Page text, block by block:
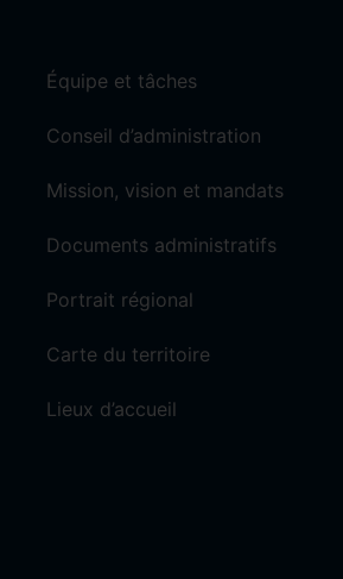
Équipe et tâches
Conseil d’administration
Mission, vision et mandats
Documents administratifs
Portrait régional
Carte du territoire
Lieux d’accueil